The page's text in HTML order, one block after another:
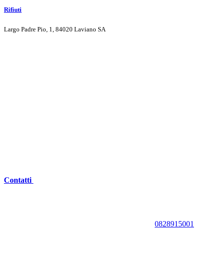
Rifiuti
Largo Padre Pio, 1, 84020 Laviano SA
Contatti
0828915001